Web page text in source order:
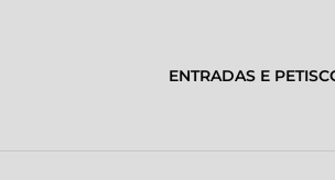
ENTRADAS E